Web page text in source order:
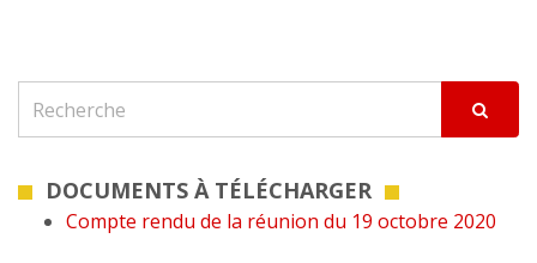
DOCUMENTS À TÉLÉCHARGER
Compte rendu de la réunion du 19 octobre 2020